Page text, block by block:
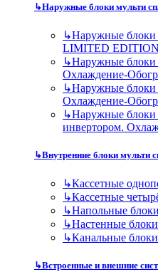
↳Наружные блоки мульти
↳Наружные
LIMITED
↳Наружные блоки
Охлаждение-
↳Наружные блоки
Охлаждение-
↳Наружные
инвертором.
↳Внутренние блоки мульти
↳Кассетные
↳Кассетные
↳Напольные блоки
↳Настенные блоки
↳Канальные блоки
↳Встроенные и внешние